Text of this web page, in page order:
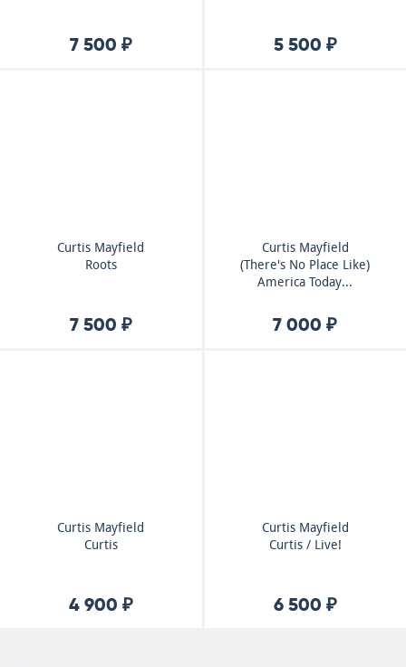
7 500 ₽ 5 500 ₽
Curtis Mayfield
Roots
7 500 ₽
Curtis Mayfield
(There's No Place Like)
America Today...
7 000 ₽
Curtis Mayfield
Curtis
4 900 ₽
Curtis Mayfield
Curtis / Live!
6 500 ₽